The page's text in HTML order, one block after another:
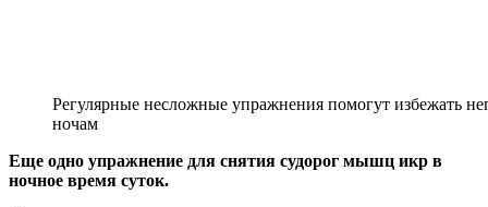
Регулярные несложные упражнения помогут избежать
ночам
Еще одно упражнение для снятия судорог мышц икр в
ночное время суток.